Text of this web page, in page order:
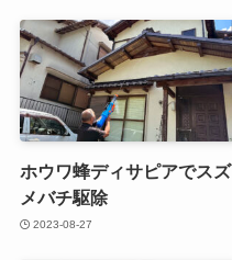
ホウワ蜂ディサピアでスズ
メバチ駆除
2023-08-27